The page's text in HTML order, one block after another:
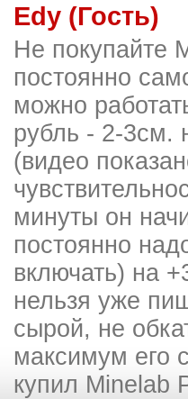
Edy (Гость)
Не покупайте
постоянно
можно
рубль - 2-3см.
(видео
минуты он
постоянно
включать) на
нельзя уже
сырой, не
максимум его
купил Minelab